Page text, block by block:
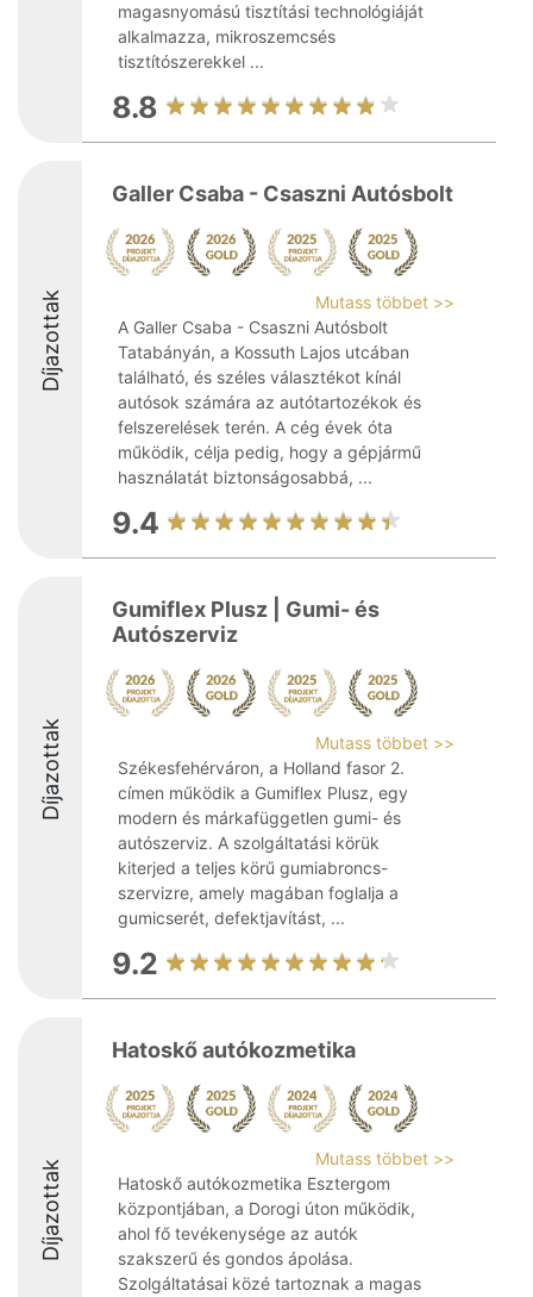
magasnyomású tisztítási technológiáját
alkalmazza, mikroszemcsés
tisztítószerekkel ...
8.8
Díjazottak
Galler Csaba - Csaszni Autósbolt
Mutass többet >>
A Galler Csaba - Csaszni Autósbolt
Tatabányán, a Kossuth Lajos utcában
található, és széles választékot kínál
autósok számára az autótartozékok és
felszerelések terén. A cég évek óta
működik, célja pedig, hogy a gépjármű
használatát biztonságosabbá, ...
9.4
Díjazottak
Gumiflex Plusz | Gumi- és
Autószerviz
Mutass többet >>
Székesfehérváron, a Holland fasor 2.
címen működik a Gumiflex Plusz, egy
modern és márkafüggetlen gumi- és
autószerviz. A szolgáltatási körük
kiterjed a teljes körű gumiabroncs-
szervizre, amely magában foglalja a
gumicserét, defektjavítást, ...
9.2
Díjazottak
Hatoskő autókozmetika
Mutass többet >>
Hatoskő autókozmetika Esztergom
központjában, a Dorogi úton működik,
ahol fő tevékenysége az autók
szakszerű és gondos ápolása.
Szolgáltatásai közé tartoznak a magas